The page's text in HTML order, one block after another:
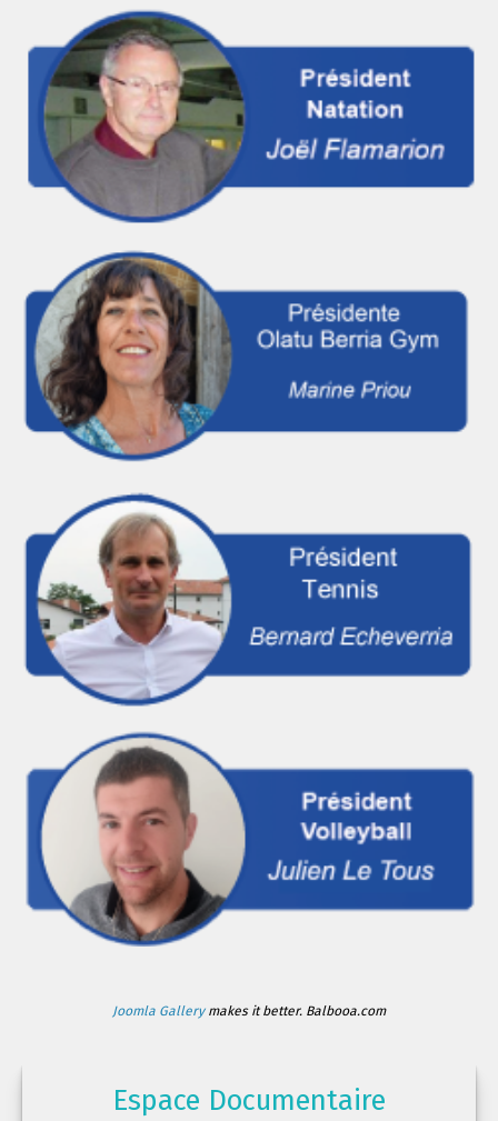
Joomla Gallerymakes it better. Balbooa.com
Espace Documentaire